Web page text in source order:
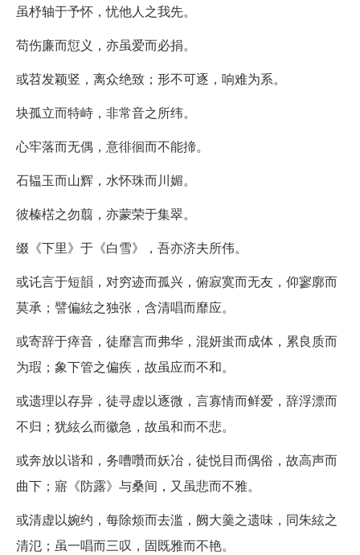
虽杼轴于予怀，忧他人之我先。
苟伤廉而愆义，亦虽爱而必捐。
或苕发颖竖，离众绝致；形不可逐，响难为系。
块孤立而特峙，非常音之所纬。
心牢落而无偶，意徘徊而不能揥。
石韫玉而山辉，水怀珠而川媚。
彼榛楛之勿翦，亦蒙荣于集翠。
缀《下里》于《白雪》，吾亦济夫所伟。
或讬言于短韻，对穷迹而孤兴，俯寂寞而无友，仰寥廓而
莫承；譬偏絃之独张，含清唱而靡应。
或寄辞于瘁音，徒靡言而弗华，混妍蚩而成体，累良质而
为瑕；象下管之偏疾，故虽应而不和。
或遗理以存异，徒寻虚以逐微，言寡情而鲜爱，辞浮漂而
不归；犹絃么而徽急，故虽和而不悲。
或奔放以谐和，务嘈囋而妖冶，徒悦目而偶俗，故高声而
曲下；寤《防露》与桑间，又虽悲而不雅。
或清虚以婉约，每除烦而去滥，阙大羹之遗味，同朱絃之
清氾；虽一唱而三叹，固既雅而不艳。